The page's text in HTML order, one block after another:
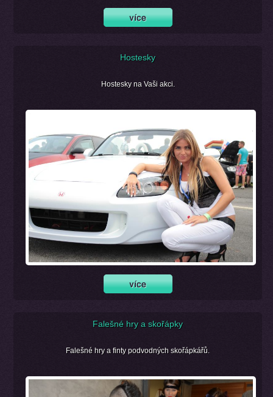
Hostesky
Hostesky na Vaši akci.
Falešné hry a skořápky
Falešné hry a finty podvodných skořápkářů.